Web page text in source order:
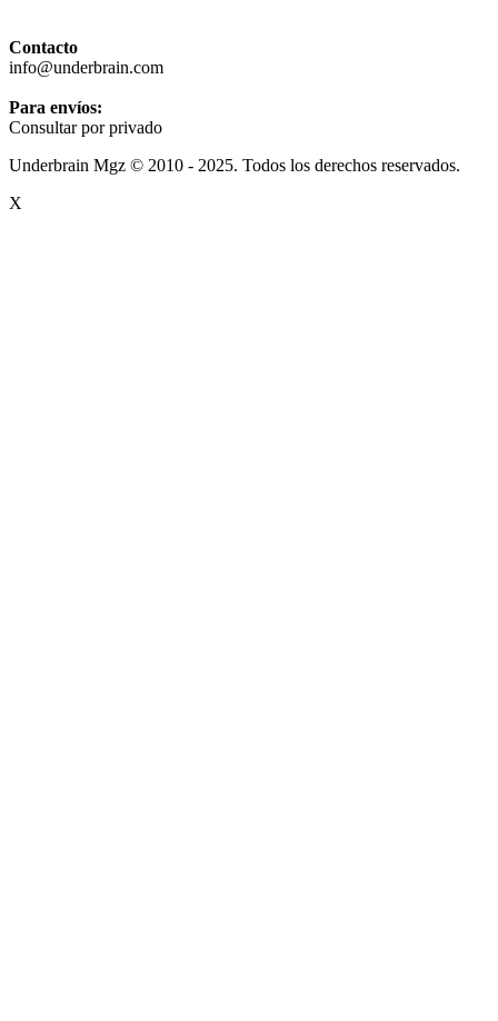
Contacto
info@underbrain.com
Para envíos:
Consultar por privado
Underbrain Mgz © 2010 - 2025. Todos los derechos reservados.
X